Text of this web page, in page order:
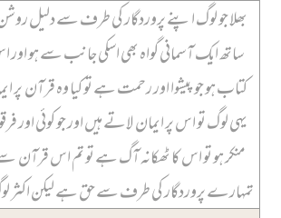
بھلا جو لوگ اپنے پروردگار کی طرف سے دلیل
ساتھ ایک آسمانی گواہ بھی اسکی جانب سے ہو
کتاب ہو جو پیشوا اور رحمت ہے تو کیا وہ قرآن پر
یہی لوگ تو اس پر ایمان لاتے ہیں اور جو کوئی
منکر ہو تو اس کا ٹھکانہ آگ ہے تو تم اس قرآن
تمہارے پروردگار کی طرف سے حق ہے لیکن اکثر